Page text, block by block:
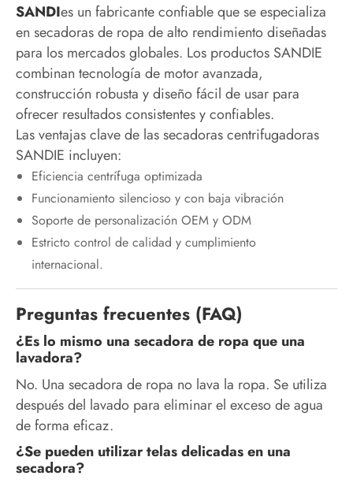
SANDIes un fabricante confiable que se especializa
en secadoras de ropa de alto rendimiento diseñadas
para los mercados globales. Los productos SANDIE
combinan tecnología de motor avanzada,
construcción robusta y diseño fácil de usar para
ofrecer resultados consistentes y confiables.
Las ventajas clave de las secadoras centrifugadoras
SANDIE incluyen:
Eficiencia centrífuga optimizada
Funcionamiento silencioso y con baja vibración
Soporte de personalización OEM y ODM
Estricto control de calidad y cumplimiento
internacional.
Preguntas frecuentes (FAQ)
¿Es lo mismo una secadora de ropa que una
lavadora?
No. Una secadora de ropa no lava la ropa. Se utiliza
después del lavado para eliminar el exceso de agua
de forma eficaz.
¿Se pueden utilizar telas delicadas en una
secadora?